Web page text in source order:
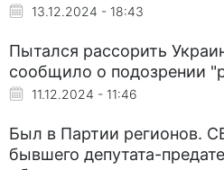
13.12.2024 - 18:43
Пытался рассорить
сообщило о подозрении
11.12.2024 - 11:46
Был в Партии регионов.
бывшего депутата-